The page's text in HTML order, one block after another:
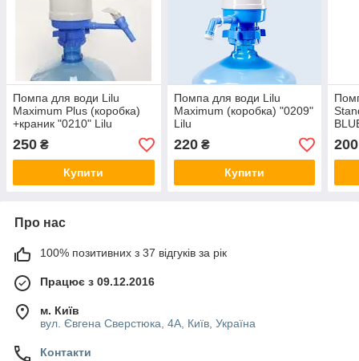
Помпа для води Lilu
Maximum Plus (коробка)
+краник "0210" Lilu
250 ₴
Купити
Помпа для води Lilu
Maximum (коробка) "0209"
Lilu
220₴
Купити
200
Про нас
100% позитивних з 37 відгуків за рік
Працює з 09.12.2016
м. Київ
вул. Євгена Сверстюка, 4А, Київ, Україна
Контакти